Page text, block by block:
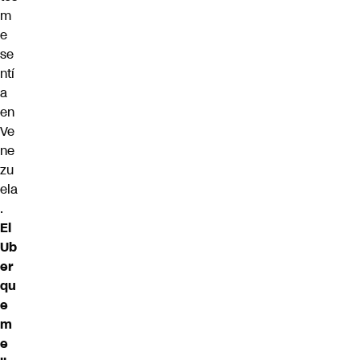
m
e
se
ntí
a
en
Ve
ne
zu
ela
.
El
Ub
er
qu
e
m
e